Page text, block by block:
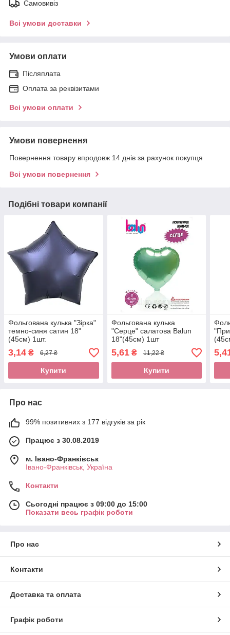
Самовивіз
Всі умови доставки
Умови оплати
Післяплата
Оплата за реквізитами
Всі умови оплати
Умови повернення
Повернення товару впродовж 14 днів за рахунок покупця
Всі умови повернення
Подібні товари компанії
Фольгована кулька "Зірка"
темно-синя сатин 18"
(45см) 1шт.
3,14 ₴ 6,27 ₴
Купити
Фольгована кулька
"Серце" салатова Balun
18"(45см) 1шт
5,61₴ 11,22 ₴
Купити
Про нас
99% позитивних з 177 відгуків за рік
Працює з 30.08.2019
м. Івано-Франківськ
Івано-Франківськ, Україна
Контакти
Сьогодні працює з 09:00 до 15:00
Показати весь графік роботи
Про нас
Контакти
Доставка та оплата
Графік роботи